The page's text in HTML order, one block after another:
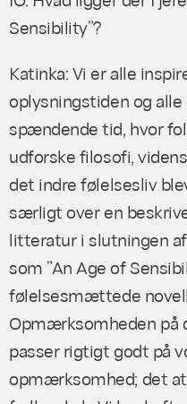
Sensibility”?
Katinka: Vi er alle
oplysningstiden og
spændende tid, hvor
udforske filosofi,
det indre følelsesliv
særligt over en
litteratur i slutningen
som ”An Age of
følelsesmættede
Opmærksomheden
passer rigtigt godt på
opmærksomhed; det